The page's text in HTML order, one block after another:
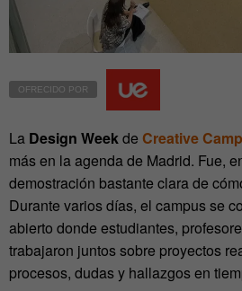
OFRECIDO POR
La Design Week de Creative
más en la agenda de Madrid. Fue,
demostración bastante clara de
Durante varios días, el campus se
abierto donde estudiantes,
trabajaron juntos sobre proyectos
procesos, dudas y hallazgos en